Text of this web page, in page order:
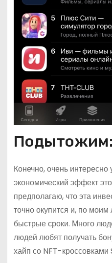
Подытожим:
Конечно, очень интересно
экономический эффект
предполагаю, что эта
точно окупится и, по
быстрые сроки. Много
людей любят получать
хайп со NFT-